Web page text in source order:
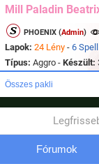
Mill Paladin
PHOENIX (Admin)
Lapok: 24 Lény - 6 Spell
Típus: Aggro - Készült:
Összes pakli
Fórumok